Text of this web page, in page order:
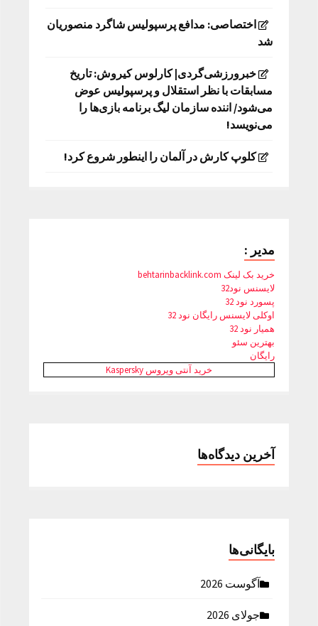
اختصاصی: مدافع پرسپولیس شاگرد منصوریان
شد
خبرورزشی‌گردی| کارلوس کیروش: تاریخ
مسابقات با نظر استقلال و پرسپولیس عوض
می‌شود/ اننده سازمان لیگ برنامه بازی‌ها را
می‌نویسد!
کلوپ کارش در آلمان را اینطور شروع کرد!
مدیر :
خرید بک لینک behtarinbacklink.com
لایسنس نود32
پسورد نود 32
اوکلی لایسنس رایگان نود 32
همیار نود 32
بهترین سئو
رایگان
خرید آنتی ویروس Kaspersky
آخرین دیدگاه‌ها
بایگانی‌ها
آگوست 2026
جولای 2026